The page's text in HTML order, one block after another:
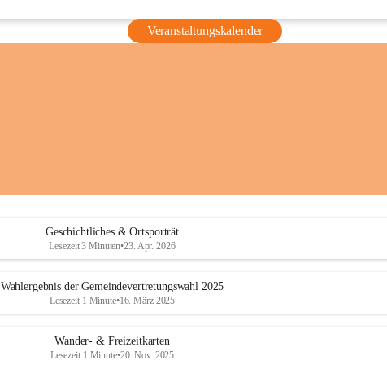
Veranstaltungskalender
Geschichtliches & Ortsporträt
Lesezeit 3 Minuten•23. Apr. 2026
Wahlergebnis der Gemeindevertretungswahl 2025
Lesezeit 1 Minute•16. März 2025
Wander- & Freizeitkarten
Lesezeit 1 Minute•20. Nov. 2025